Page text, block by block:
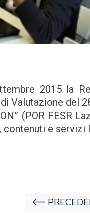
2015 la
Valutazione del
(POR FESR
e servizi